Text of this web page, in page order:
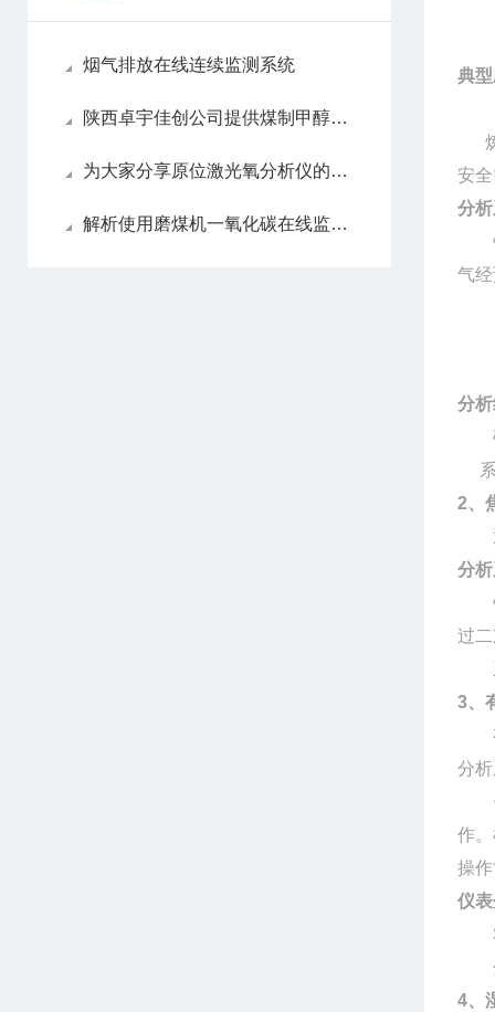
烟气排放在线连续监测系统
陕西卓宇佳创公司提供煤制甲醇过程气体分析仪的详细描述
为大家分享原位激光氧分析仪的维护心得
解析使用磨煤机一氧化碳在线监测系统的必要性
典
安
分
针
气
分
2、
通
分
针
过
3、
有
分
针
作
操
仪
分
4、